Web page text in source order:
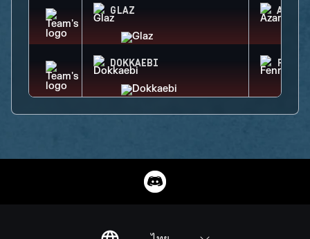
GLAZ AZAMI
DOKKAEBI